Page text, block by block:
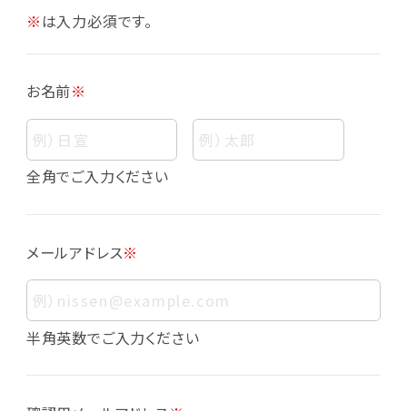
個人情報
個人情報とは、お客様個人に関する情報であっ
て、当該情報を構成する氏名、住所、電話番号、
す。また、その情報のみでは識別できない場合で
も、他の情報と容易に照合することで、結果的に
お客様個人を識別できるものも個人情報に含ま
れます。
個人情報の利用目的について
※は入力必須です。
お名前※
全角でご入力ください
メールアドレス※
半角英数でご入力ください